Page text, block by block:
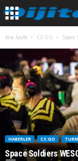
Ana Sayfa CS:GO Space
HABERLER CS:GO
Space Soldiers